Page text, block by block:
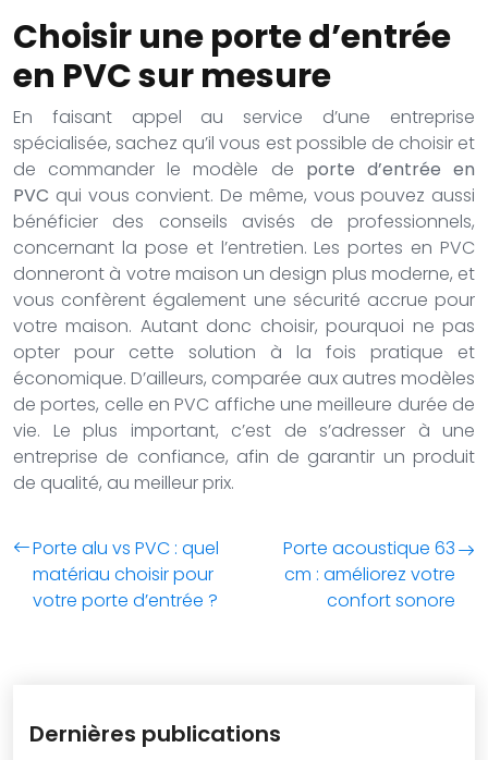
Choisir une porte d’entrée
en PVC sur mesure
En faisant appel au service d’une entreprise
spécialisée, sachez qu’il vous est possible de choisir et
de commander le modèle de porte d’entrée en
PVC qui vous convient. De même, vous pouvez aussi
bénéficier des conseils avisés de professionnels,
concernant la pose et l’entretien. Les portes en PVC
donneront à votre maison un design plus moderne, et
vous confèrent également une sécurité accrue pour
votre maison. Autant donc choisir, pourquoi ne pas
opter pour cette solution à la fois pratique et
économique. D’ailleurs, comparée aux autres modèles
de portes, celle en PVC affiche une meilleure durée de
vie. Le plus important, c’est de s’adresser à une
entreprise de confiance, afin de garantir un produit
de qualité, au meilleur prix.
Porte alu vs PVC : quel
matériau choisir pour
votre porte d’entrée ?
Porte acoustique 63
cm : améliorez votre
confort sonore
Dernières publications